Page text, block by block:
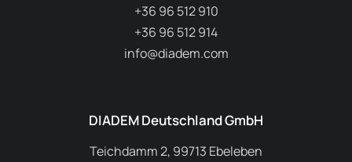
+36 96 512 910
+36 96 512 914
info@diadem.com
DIADEM Deutschland GmbH
Teichdamm 2, 99713 Ebeleben